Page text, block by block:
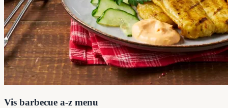
Vis barbecue a-z menu